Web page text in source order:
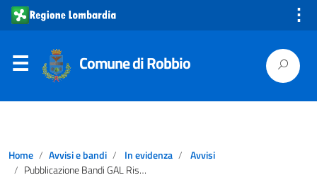
⋮
Comune di Robbio
Home Avvisi e bandi In evidenza
Avvisi
Pubblicazione Bandi GAL Risorsa Lomellina